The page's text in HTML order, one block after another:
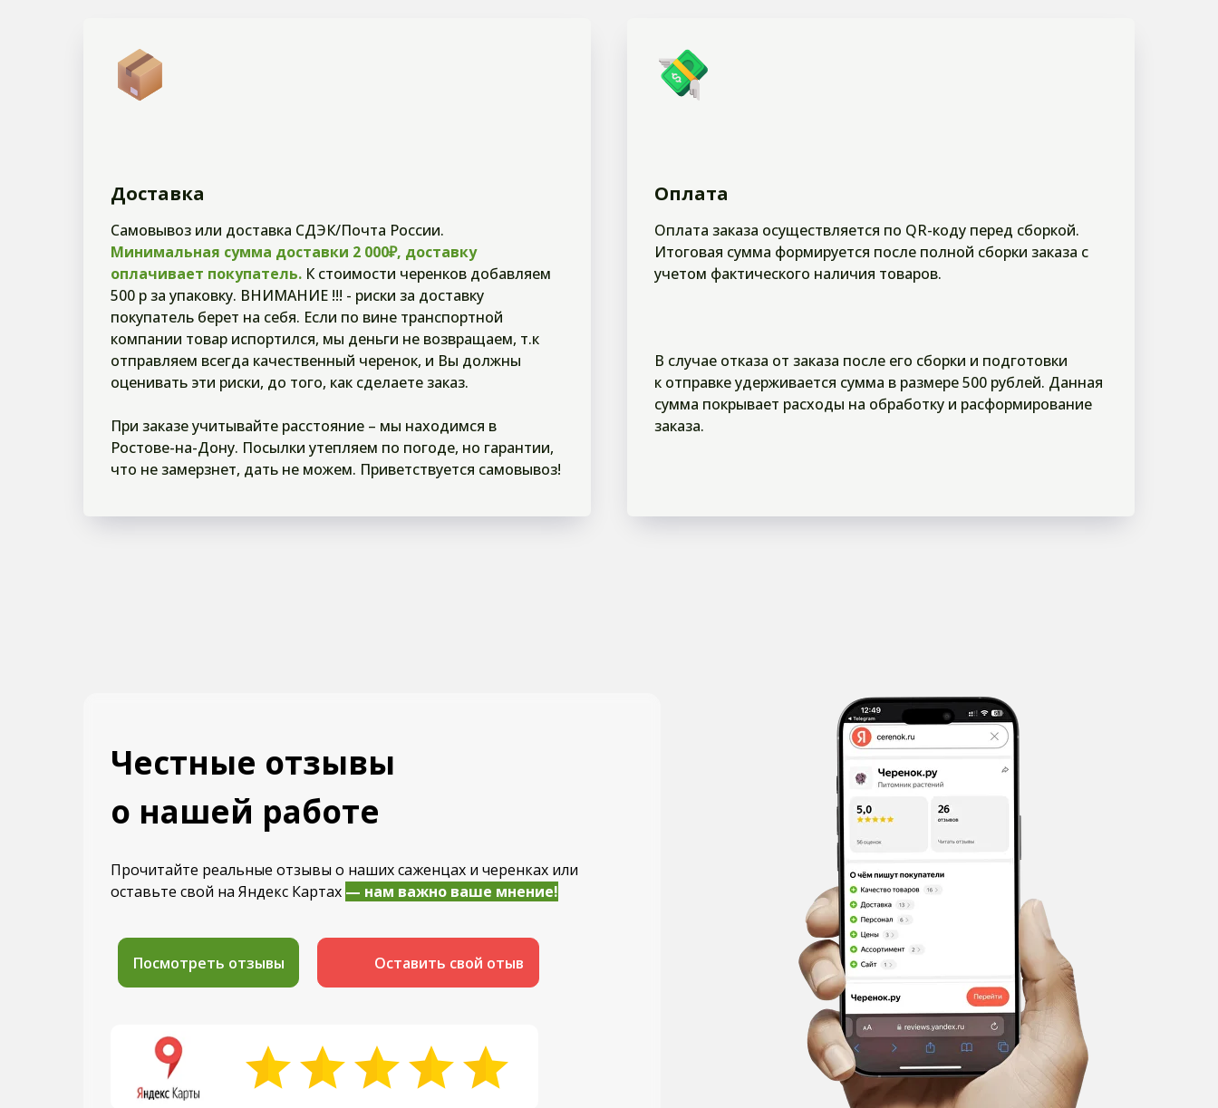
Доставка
Самовывоз или доставка СДЭК/Почта России.
Минимальная сумма доставки 2 000₽, доставку
оплачивает покупатель. К стоимости черенков добавляем
500 р за упаковку. ВНИМАНИЕ !!! - риски за доставку
покупатель берет на себя. Если по вине транспортной
компании товар испортился, мы деньги не возвращаем, т.к
отправляем всегда качественный черенок, и Вы должны
оценивать эти риски, до того, как сделаете заказ.
При заказе учитывайте расстояние – мы находимся в
Ростове-на-Дону. Посылки утепляем по погоде, но гарантии,
что не замерзнет, дать не можем. Приветствуется самовывоз!
Оплата
Оплата заказа осуществляется по QR-коду перед сборкой.
Итоговая сумма формируется после полной сборки заказа с
учетом фактического наличия товаров.
В случае отказа от заказа после его сборки и подготовки
к отправке удерживается сумма в размере 500 рублей. Данная
сумма покрывает расходы на обработку и расформирование
заказа.
Прочитайте реальные отзывы о наших саженцах и черенках или
оставьте свой на Яндекс Картах — нам важно ваше мнение!
Честные отзывы
о нашей работе
Посмотреть отзывы Оставить свой отыв